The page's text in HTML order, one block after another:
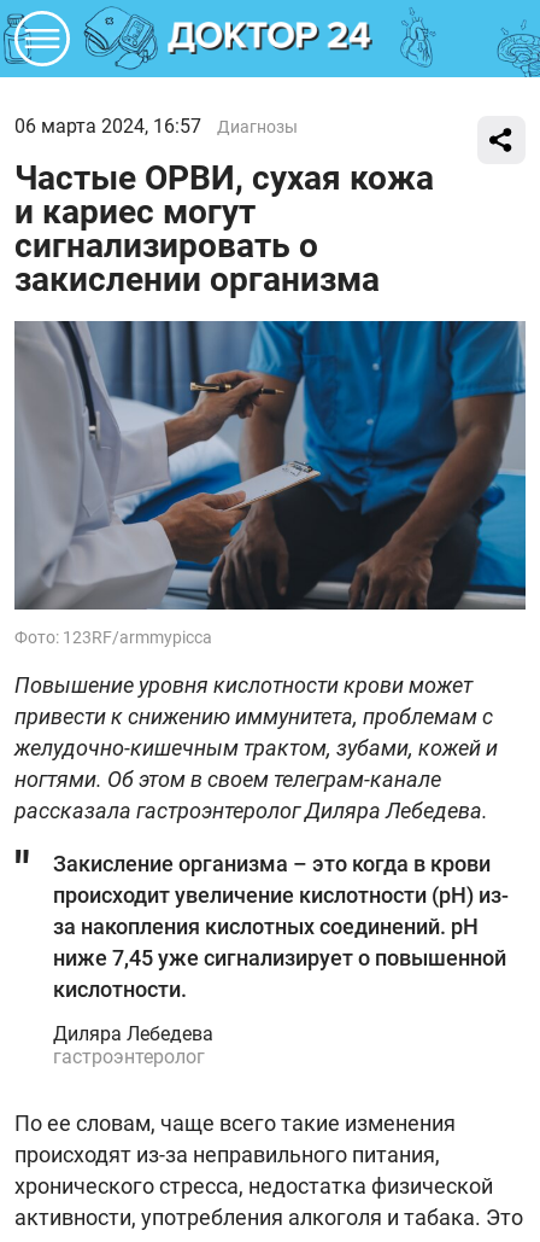
06 марта 2024, 16:57 Диагнозы
Частые ОРВИ, сухая кожа
и кариес могут
сигнализировать о
закислении организма
Фото: 123RF/armmypicca
Повышение уровня кислотности крови может
привести к снижению иммунитета, проблемам с
желудочно-кишечным трактом, зубами, кожей и
ногтями. Об этом в своем телеграм-канале
рассказала гастроэнтеролог Диляра Лебедева.
Закисление организма – это когда в крови
происходит увеличение кислотности (рН) из-
за накопления кислотных соединений. рН
ниже 7,45 уже сигнализирует о повышенной
кислотности.
Диляра Лебедева
гастроэнтеролог
По ее словам, чаще всего такие изменения
происходят из-за неправильного питания,
хронического стресса, недостатка физической
активности, употребления алкоголя и табака. Это